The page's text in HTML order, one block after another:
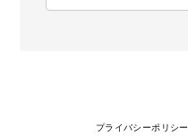
プライバシーポリシー